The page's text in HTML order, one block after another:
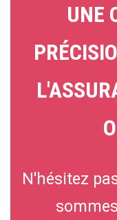
UNE
N'hésitez